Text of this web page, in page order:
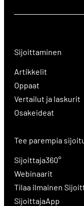
Sijoittaminen
Artikkelit
Oppaat
Vertailut ja laskurit
Osakeideat
Tee parempia
Sijoittaja360°
Webinaarit
Tilaa ilmainen
SijoittajaApp